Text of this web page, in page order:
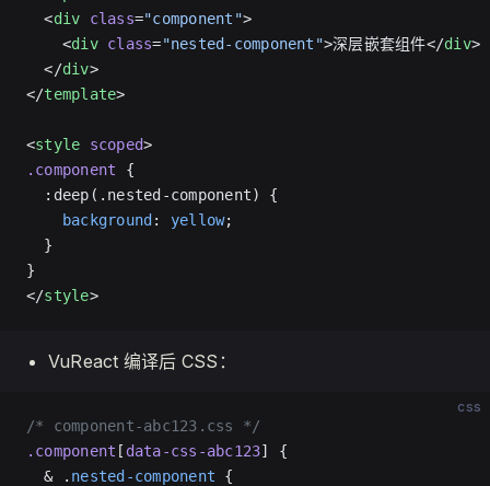
  <
div class="component">
    <
div class="nested-component">深层嵌套组件</div>
  </
div>
</template>
<style scoped>
.component {
  :deep(.nested-component) {
    background
: yellow;
  }
}
</style>
VuReact 编译后 CSS：
css
/* component-abc123.css */
.component [ data-css-abc123] {
  & .
nested-component {